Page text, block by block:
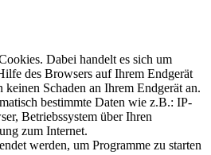
Dabei handelt es sich um
des Browsers auf Ihrem Endgerät
Schaden an Ihrem Endgerät an.
bestimmte Daten wie z.B.: IP-
Betriebssystem über Ihren
zum Internet.
werden, um Programme zu starten